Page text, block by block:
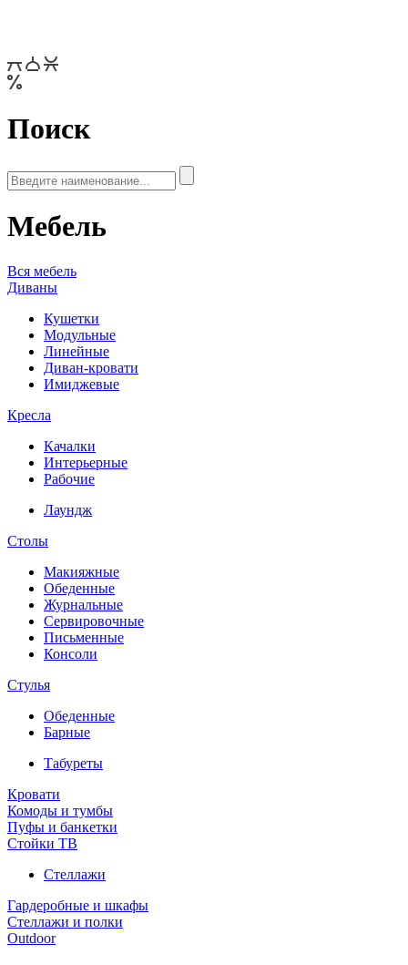
Поиск
Мебель
Вся мебель
Диваны
Кушетки
Модульные
Линейные
Диван-кровати
Имиджевые
Кресла
Качалки
Интерьерные
Рабочие
Лаундж
Столы
Макияжные
Обеденные
Журнальные
Сервировочные
Письменные
Консоли
Стулья
Обеденные
Барные
Табуреты
Кровати
Комоды и тумбы
Пуфы и банкетки
Стойки ТВ
Стеллажи
Гардеробные и шкафы
Стеллажи и полки
Outdoor